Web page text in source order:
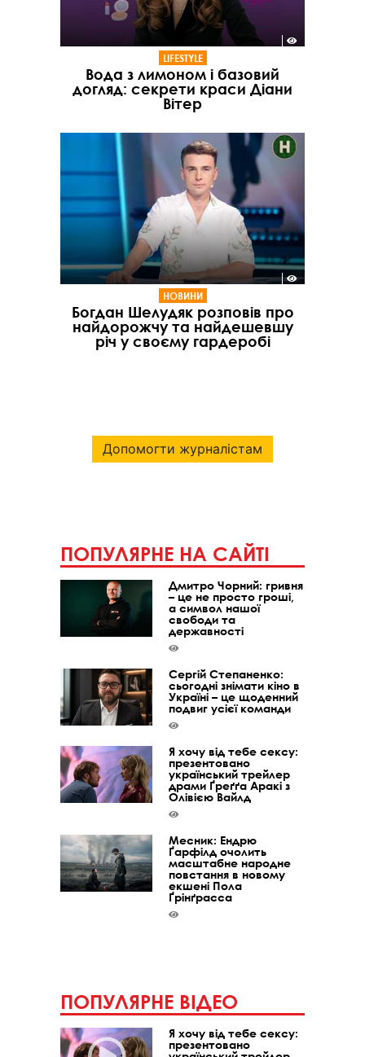
LIFESTYLE
Вода з лимоном і базовий
догляд: секрети краси Діани
Вітер
НОВИНИ
Богдан Шелудяк розповів про
найдорожчу та найдешевшу
річ у своєму гардеробі
Допомогти журналістам
ПОПУЛЯРНЕ НА САЙТІ
Дмитро Чорний: гривня
– це не просто гроші,
а символ нашої
свободи та
державності
Сергій Степаненко:
сьогодні знімати кіно в
Україні – це щоденний
подвиг усієї команди
Я хочу від тебе сексу:
презентовано
український трейлер
драми Ґреґґа Аракі з
Олівією Вайлд
Месник: Ендрю
Ґарфілд очолить
масштабне народне
повстання в новому
екшені Пола
Ґрінґрасса
ПОПУЛЯРНЕ ВІДЕО
Я хочу від тебе сексу:
презентовано